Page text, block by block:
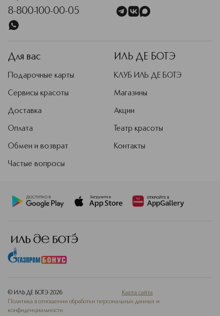
парфюмерные аккорды с
инновационными молекулами,
8-800-100-00-05
Для вас
Подарочные карты
Сервисы красоты
Доставка
Оплата
Обмен и возврат
Частые вопросы
ИЛЬ ДЕ БОТЭ
КЛУБ ИЛЬ ДЕ БОТЭ
Магазины
Акции
Театр красоты
Контакты
© ИЛЬ ДЕ БОТЭ 2026
Карта сайта
Политика в отношении обработки персональных данных и
конфиденциальности